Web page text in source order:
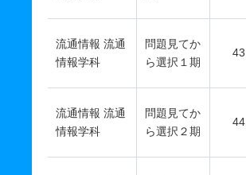
流通情報 流通
情報学科
問題見てか
ら選択１期
43
流通情報 流通
情報学科
問題見てか
ら選択２期
44